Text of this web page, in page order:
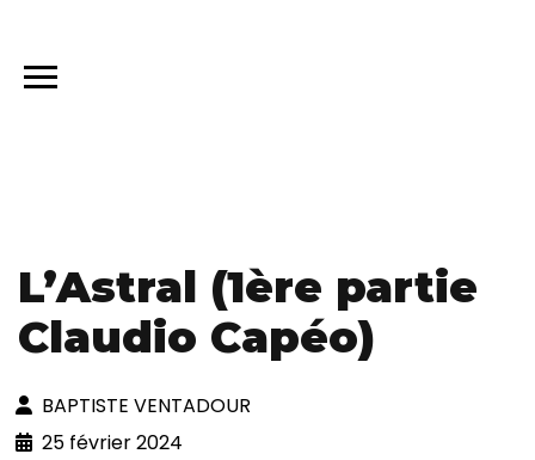
L’Astral (1ère partie
Claudio Capéo)
BAPTISTE VENTADOUR
25 février 2024